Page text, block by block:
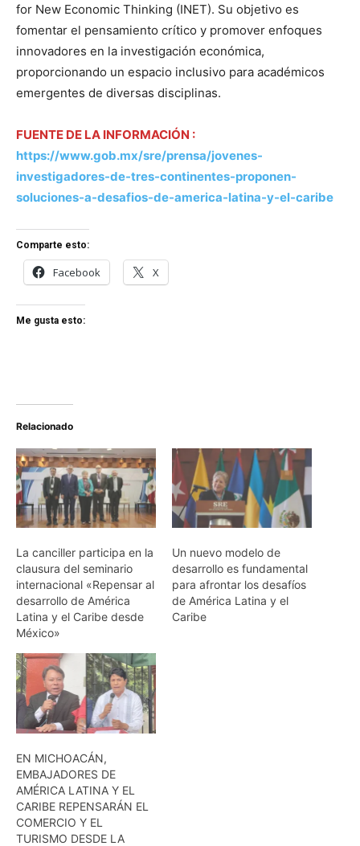
for New Economic Thinking (INET). Su objetivo es
fomentar el pensamiento crítico y promover enfoques
innovadores en la investigación económica,
proporcionando un espacio inclusivo para académicos
emergentes de diversas disciplinas.
FUENTE DE LA INFORMACIÓN :
https://www.gob.mx/sre/prensa/jovenes-
investigadores-de-tres-continentes-proponen-
soluciones-a-desafios-de-america-latina-y-el-caribe
Comparte esto:
Facebook X
Me gusta esto:
Relacionado
La canciller participa en la
clausura del seminario
internacional «Repensar al
desarrollo de América
Latina y el Caribe desde
México»
Un nuevo modelo de
desarrollo es fundamental
para afrontar los desafíos
de América Latina y el
Caribe
EN MICHOACÁN,
EMBAJADORES DE
AMÉRICA LATINA Y EL
CARIBE REPENSARÁN EL
COMERCIO Y EL
TURISMO DESDE LA